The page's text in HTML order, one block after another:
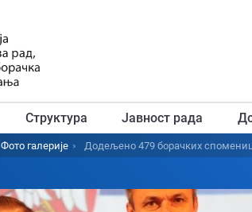
Структура Јавност рада
Фото галерије Додељено 479 борачких